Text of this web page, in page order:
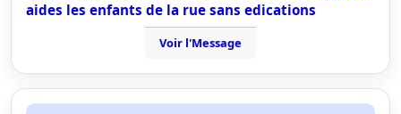
aides les enfants de la rue sans edications
Voir l'Message